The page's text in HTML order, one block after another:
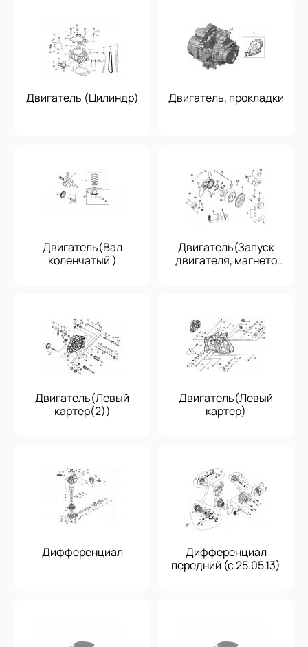
Двигатель (Цилиндр) Двигатель, прокладки
Двигатель(Вал
коленчатый )
Двигатель(Запуск
двигателя, магнето
маховика, C.D.I.)
Двигатель(Левый
картер(2))
Двигатель(Левый
картер)
Дифференциал
Дифференциал
передний (с 25.05.13)